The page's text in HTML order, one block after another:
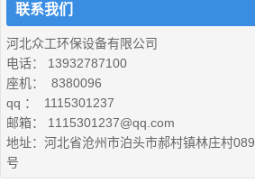
联系我们
河北众工环保设备有限公司
电话： 13932787100
座机： 8380096
qq ： 1115301237
邮箱： 1115301237@qq.com
地址：河北省沧州市泊头市郝村镇林庄村089
号